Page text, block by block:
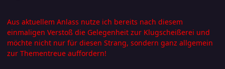
Aus aktuellem Anlass nutze ich bereits nach diesem
einmaligen Verstoß die Gelegenheit zur Klugscheißerei und
möchte nicht nur für diesen Strang, sondern ganz allgemein
zur Thementreue auffordern!